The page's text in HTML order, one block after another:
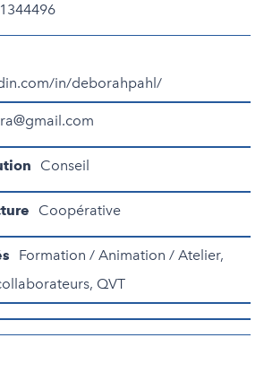
in/deborahpahl/
Conseil
Coopérative
Formation / Animation / Atelier,
QVT